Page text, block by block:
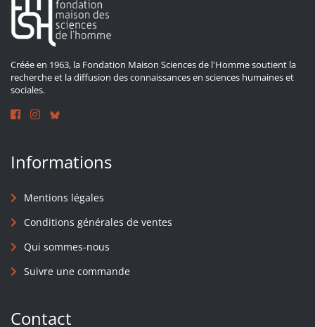
Créée en 1963, la Fondation Maison Sciences de l'Homme soutient la
recherche et la diffusion des connaissances en sciences humaines et
sociales.
Informations
Mentions légales
Conditions générales de ventes
Qui sommes-nous
Suivre une commande
Contact